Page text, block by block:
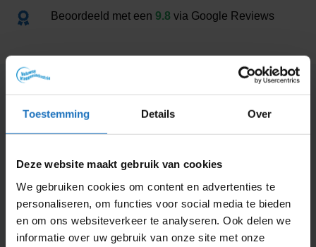
Toestemming Details Over
Deze website maakt gebruik van cookies
We gebruiken cookies om content en advertenties te
personaliseren, om functies voor social media te bieden
en om ons websiteverkeer te analyseren. Ook delen we
informatie over uw gebruik van onze site met onze
Beoordeeld met een 9.8 via Google Reviews
Dit vind je misschien ook interessant
Productspecificaties
AANVULLENDE INFORMATIE
BEOORDELINGEN (0)